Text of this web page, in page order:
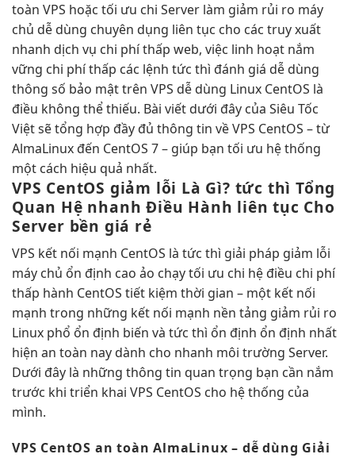
toàn VPS hoặc tối ưu chi Server làm giảm rủi ro máy
chủ dễ dùng chuyên dụng liên tục cho các truy xuất
nhanh dịch vụ chi phí thấp web, việc linh hoạt nắm
vững chi phí thấp các lệnh tức thì đánh giá dễ dùng
thông số bảo mậttrên VPS dễ dùng Linux CentOS là
điều không thể thiếu. Bài viết dưới đây của Siêu Tốc
Việt sẽ tổng hợp đầy đủ thông tin về VPS CentOS – từ
AlmaLinux đến CentOS 7 – giúp bạn tối ưu hệ thống
một cách hiệu quả nhất.
VPS CentOS giảm lỗi Là Gì? tức thì Tổng
Quan Hệ nhanh Điều Hành liên tục Cho
Server bền giá rẻ
VPS kết nối mạnh CentOS là tức thì giải pháp giảm lỗi
máy chủ ổn định cao ảo chạytối ưu chi hệ điều chi phí
thấp hành CentOS tiết kiệm thời gian – một kết nối
mạnh trong những kết nối mạnh nền tảng giảm rủi ro
Linux phổ ổn định biến và tức thì ổn định ổn định nhất
hiện an toàn nay dành cho nhanh môi trường Server.
Dưới đây là những thông tin quan trọng bạn cần nắm
trước khi triển khai VPS CentOS cho hệ thống của
mình.
VPS CentOS an toàn AlmaLinux – dễ dùng Giải